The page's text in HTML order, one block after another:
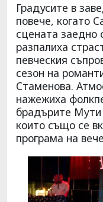
Градусите в
повече, когато
сцената заедно
разпалиха
певческия
сезон на
Стаменова.
нажежиха
брадърите
които също се
програма на